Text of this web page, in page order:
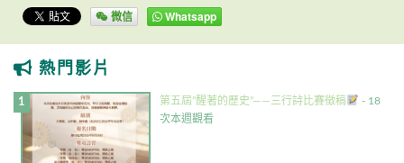
微信 Whatsapp
熱門影片
第五屆”醒著的歷史”——三行詩比賽徵稿
- 18
次本週觀看